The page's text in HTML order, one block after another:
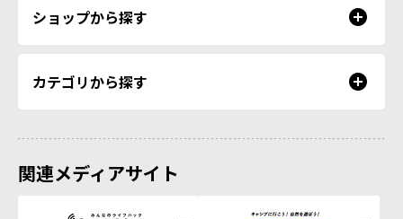
ショップから探す
カテゴリから探す
関連メディアサイト